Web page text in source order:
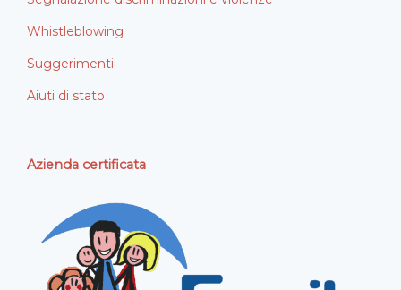
Whistleblowing
Suggerimenti
Aiuti di stato
Azienda certificata